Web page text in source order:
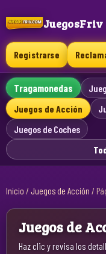
JuegosFriv
Registrarse
Tragamonedas
Juegos de Acción
Juegos de Coches
Inicio / Juegos de Acción /
Juegos de
Haz clic y revisa los